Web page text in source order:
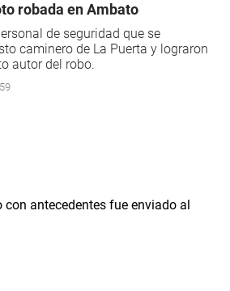
robada en Ambato
de seguridad que se
caminero de La Puerta y lograron
autor del robo.